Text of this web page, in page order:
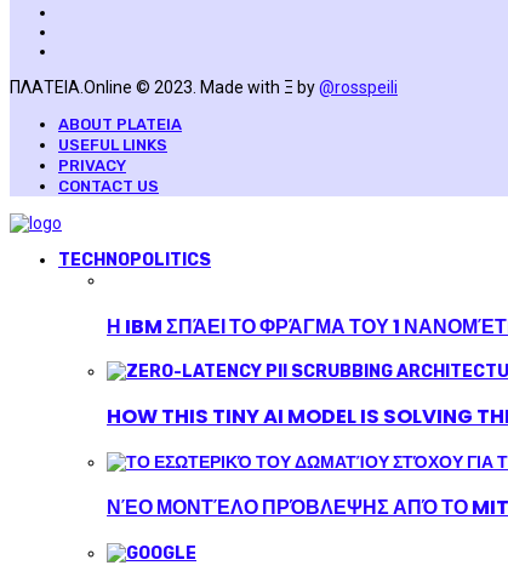
ΠΛΑΤΕΙΑ.Online © 2023. Made with Ξ by@rosspeili
ABOUT PLATEIA
USEFUL LINKS
PRIVACY
CONTACT US
TECHNOPOLITICS
Η IBM ΣΠΆΕΙ ΤΟ ΦΡΆΓΜΑ ΤΟΥ 1
HOW THIS TINY AI MODEL IS SOLVING
ΝΈΟ ΜΟΝΤΈΛΟ ΠΡΌΒΛΕΨΗΣ ΑΠΌ ΤΟ MIT